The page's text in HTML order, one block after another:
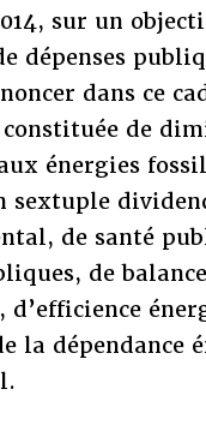
sur un
dépenses
dans ce
de
énergies
sextuple
de santé
de balance
d’efficience
la dépendance